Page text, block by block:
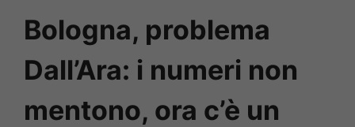
Bologna, problema
Dall’Ara: i numeri non
mentono, ora c’è un